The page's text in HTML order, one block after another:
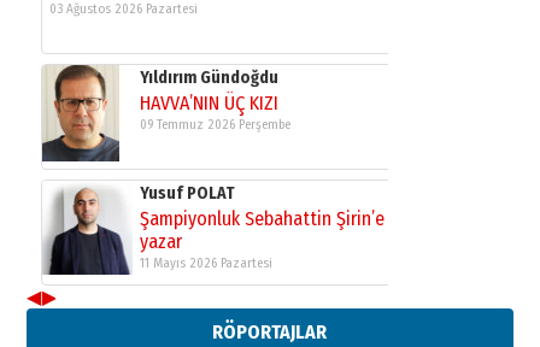
03 Ağustos 2026 Pazartesi
Yıldırım Gündoğdu
HAVVA’NIN ÜÇ KIZI
09 Temmuz 2026 Perşembe
Yusuf POLAT
Şampiyonluk Sebahattin Şirin’e
yazar
11 Mayıs 2026 Pazartesi
Neşat YALÇIN
Paranın Aile Kültüründeki Yeri
◀▶
RÖPORTAJLAR